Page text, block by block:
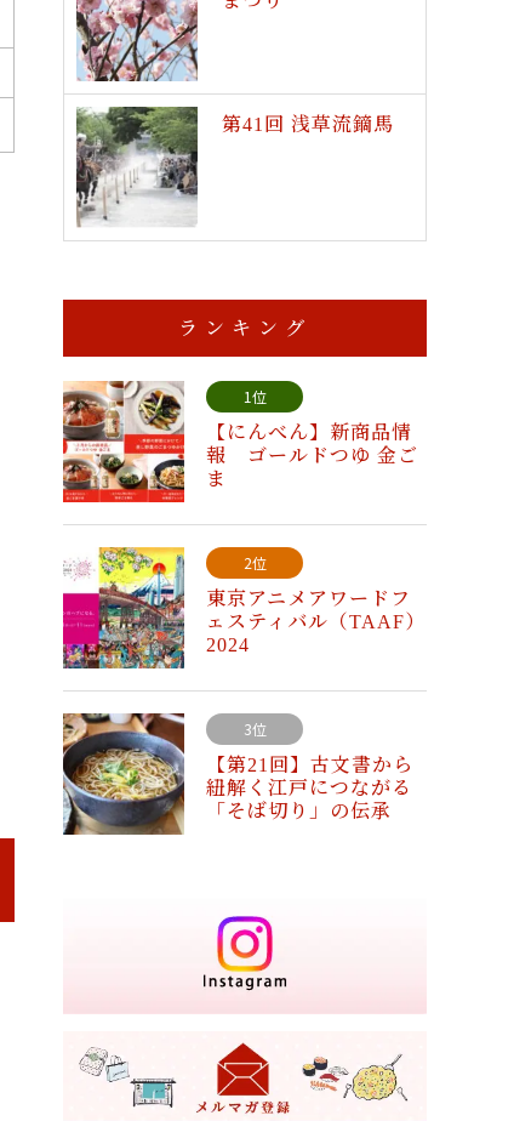
第41回 浅草流鏑馬
ランキング
1位
【にんべん】新商品情
報 ゴールドつゆ 金ご
ま
2位
東京アニメアワードフ
ェスティバル（TAAF）
2024
3位
【第21回】古文書から
紐解く江戸につながる
「そば切り」の伝承